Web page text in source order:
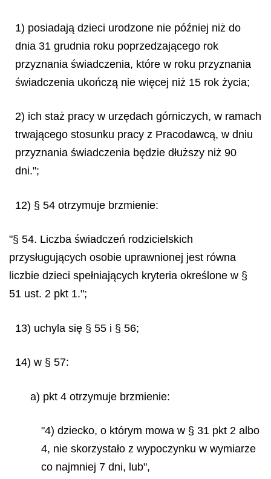
1) posiadają dzieci urodzone nie później niż do
dnia 31 grudnia roku poprzedzającego rok
przyznania świadczenia, które w roku przyznania
świadczenia ukończą nie więcej niż 15 rok życia;
2) ich staż pracy w urzędach górniczych, w ramach
trwającego stosunku pracy z Pracodawcą, w dniu
przyznania świadczenia będzie dłuższy niż 90
dni.";
12) § 54 otrzymuje brzmienie:
"§ 54. Liczba świadczeń rodzicielskich
przysługujących osobie uprawnionej jest równa
liczbie dzieci spełniających kryteria określone w §
51 ust. 2 pkt 1.";
13) uchyla się § 55 i § 56;
14) w § 57:
a) pkt 4 otrzymuje brzmienie:
"4) dziecko, o którym mowa w § 31 pkt 2 albo
4, nie skorzystało z wypoczynku w wymiarze
co najmniej 7 dni, lub",